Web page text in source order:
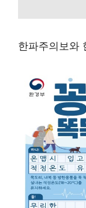
한파주의보와